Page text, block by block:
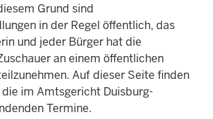
Grund sind
in der Regel öffentlich, das
und jeder Bürger hat die
an einem öffentlichen
Auf dieser Seite finden
im Amtsgericht Duisburg-
Termine.